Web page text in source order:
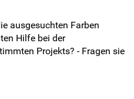
ausgesuchten Farben
Hilfe bei der
Projekts? - Fragen sie